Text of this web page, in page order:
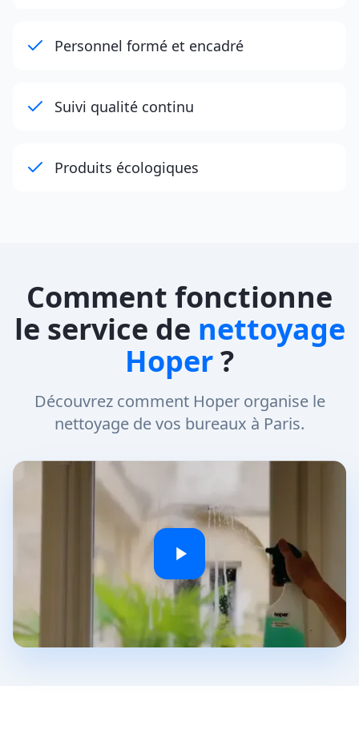
Personnel formé et encadré
Suivi qualité continu
Produits écologiques
Comment fonctionne
le service de nettoyage
Hoper?
Découvrez comment Hoper organise le
nettoyage de vos bureaux à Paris.